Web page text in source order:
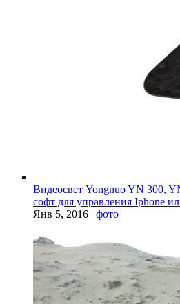
Видеосвет Yongnuo YN 300,
софт для управления Iphone
Янв 5, 2016 | фото